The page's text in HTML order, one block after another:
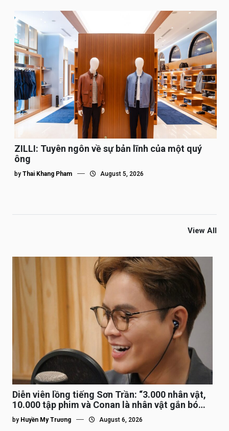
ZILLI: Tuyên ngôn về sự bản lĩnh của một quý
ông
by Thai Khang Pham August 5, 2026
View All
Diễn viên lồng tiếng Sơn Trần: “3.000 nhân vật,
10.000 tập phim và Conan là nhân vật gắn bó
lâu nhất”
by Huyền My Trương August 6, 2026